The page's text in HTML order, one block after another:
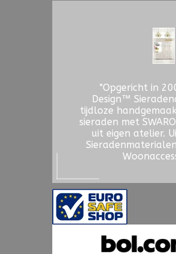
"Opgericht in
Design™
tijdloze
sieraden met
uit eigen atelier.